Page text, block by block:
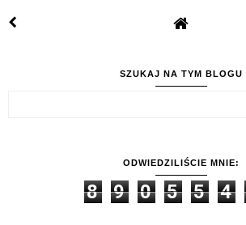
SZUKAJ NA TYM BLOGU
ODWIEDZILIŚCIE MNIE:
8 9 0 5 5 4